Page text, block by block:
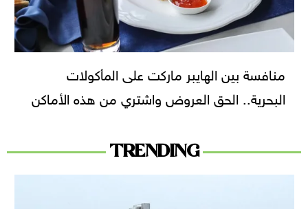
منافسة بين الهايبر ماركت على المأكولات
البحرية.. الحق العروض واشتري من هذه الأماكن
TRENDING